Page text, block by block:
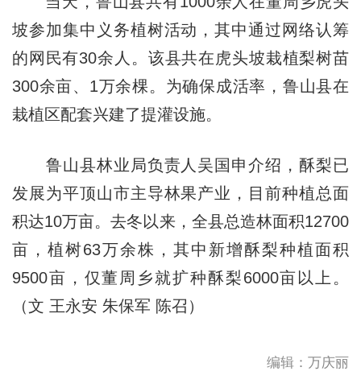
坡参加集中义务植树活动，其中通过网络认筹
的网民有30余人。该县共在虎头坡栽植梨树苗
300余亩、1万余棵。为确保成活率，鲁山县在
栽植区配套兴建了提灌设施。
鲁山县林业局负责人吴国申介绍，酥梨已
发展为平顶山市主导林果产业，目前种植总面
积达10万亩。去冬以来，全县总造林面积12700
亩，植树63万余株，其中新增酥梨种植面积
9500亩，仅董周乡就扩种酥梨6000亩以上。
（文 王永安 朱保军 陈召）
编辑：万庆丽